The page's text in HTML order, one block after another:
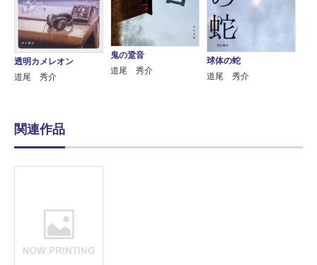
透明カメレオン
道尾 秀介
鬼の跫音
道尾 秀介
球体の蛇
道尾 秀介
関連作品